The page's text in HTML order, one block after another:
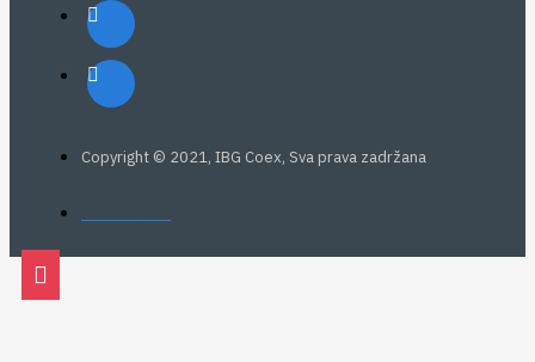
Copyright © 2021, IBG Coex, Sva prava zadržana